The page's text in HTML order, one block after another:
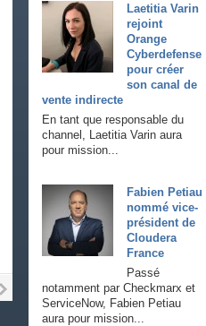
Laetitia Varin
rejoint
Orange
Cyberdefense
pour créer
son canal de
vente indirecte
En tant que responsable du
channel, Laetitia Varin aura
pour mission...
Fabien Petiau
nommé vice-
président de
Cloudera
France
Passé
notamment par Checkmarx et
ServiceNow, Fabien Petiau
aura pour mission...